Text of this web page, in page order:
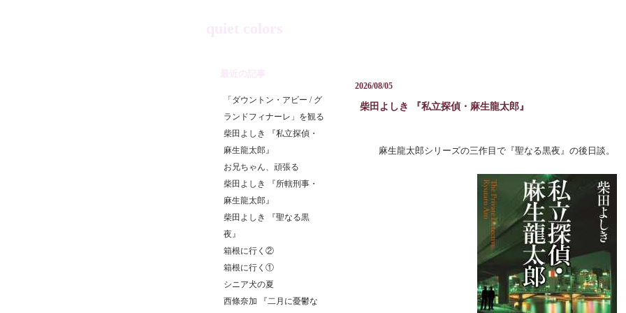
「ダウントン・アビー / グ
ランドフィナーレ」を観る
柴田よしき 『私立探偵・
麻生龍太郎』
お兄ちゃん、頑張る
柴田よしき 『所轄刑事・
麻生龍太郎』
柴田よしき 『聖なる黒
夜』
箱根に行く②
箱根に行く①
シニア犬の夏
西條奈加 『二月に憂鬱な
柴田よしき 『私立探偵・麻生龍太郎』
2026/08/05
麻生龍太郎シリーズの三作目で『聖なる黒夜』の後日談。